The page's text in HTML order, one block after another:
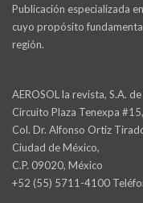
Publicación especializada
cuyo propósito
región.
AEROSOL la revista, S.A. de
Circuito Plaza Tenexpa #15,
Col. Dr. Alfonso Ortiz
Ciudad de México,
C.P. 09020, México
+52 (55) 5711-4100